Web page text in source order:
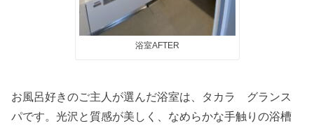
浴室AFTER
お風呂好きのご主人が選んだ浴室は、タカラ グランス
パです。光沢と質感が美しく、なめらかな手触りの浴槽